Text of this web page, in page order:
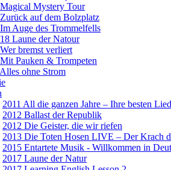
Mystery Tour
auf dem Bolzplatz
Auge des Trommelfells
Laune der Natour
bremst verliert
Pauken & Trompeten
ohne Strom
2011 All die ganzen Jahre – Ihre besten
2012 Ballast der Republik
2012 Die Geister, die wir riefen
2013 Die Toten Hosen LIVE – Der Krach
2015 Entartete Musik - Willkommen in
2017 Laune der Natur